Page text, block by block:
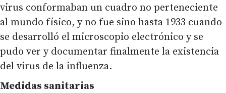
virus conformaban un cuadro no perteneciente
al mundo físico, y no fue sino hasta 1933 cuando
se desarrolló el microscopio electrónico y se
pudo ver y documentar finalmente la existencia
del virus de la influenza.
Medidas sanitarias